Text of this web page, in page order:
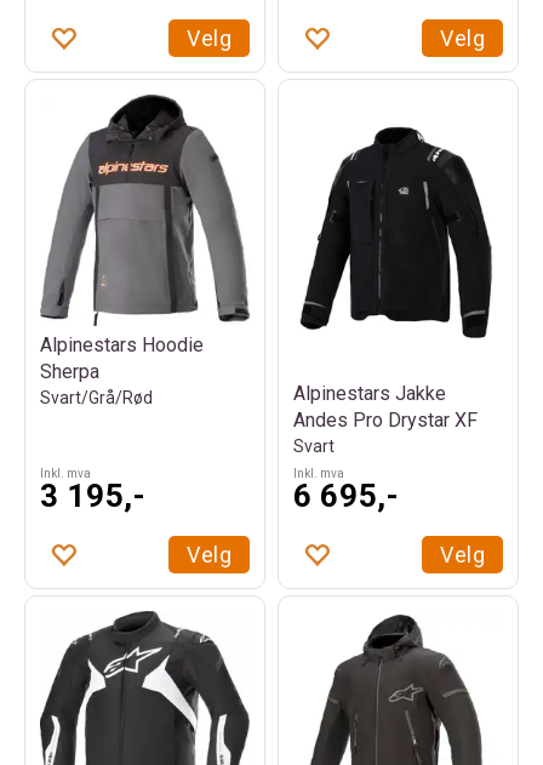
Velg Velg
Alpinestars Hoodie
Sherpa
Svart/Grå/Rød
Inkl. mva
3 195,-
Velg
Alpinestars Jakke
Andes Pro Drystar XF
Svart
Inkl. mva
6 695,-
Velg